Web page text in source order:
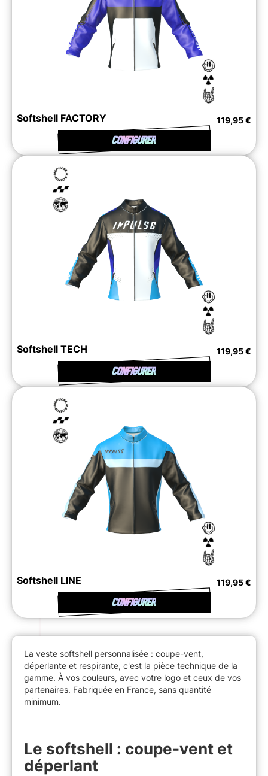
Softshell FACTORY 119,95 €
CONFIGURER
Softshell TECH 119,95 €
CONFIGURER
Softshell LINE 119,95 €
CONFIGURER
La veste softshell personnalisée : coupe-vent,
déperlante et respirante, c'est la pièce technique de la
gamme. À vos couleurs, avec votre logo et ceux de vos
partenaires. Fabriquée en France, sans quantité
minimum.
Le softshell : coupe-vent et
déperlant